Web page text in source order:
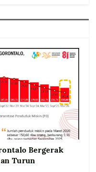
Bergerak
Turun